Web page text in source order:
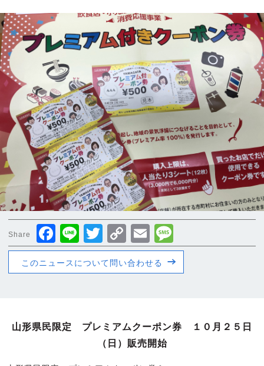
Share Facebook
LineTwitter
Copy
Link
Email
このニュースについて問い合わせる
山形県民限定 プレミアムクーポン券 １０月２５日
（日）販売開始